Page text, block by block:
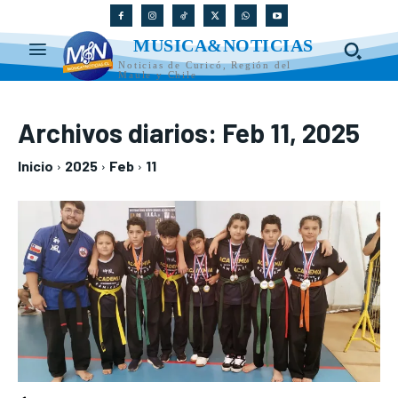
MUSICA&NOTICIAS
Noticias de Curicó, Región del
Maule y Chile
Archivos diarios: Feb 11, 2025
Inicio 2025 Feb 11